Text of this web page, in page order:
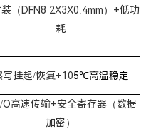
（DFN8 2X3X0.4mm）+低功
耗
写挂起/恢复+105℃高温稳定
O高速传输+安全寄存器（数据
加密）